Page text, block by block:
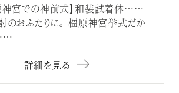
神宮での神前式】和装試着体……
のおふたりに。 橿原神宮挙式だか
詳細を見る